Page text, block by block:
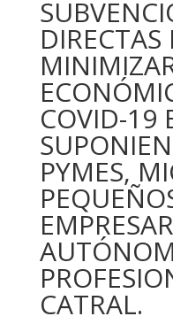
COVID-19
PYMES,
CATRAL.